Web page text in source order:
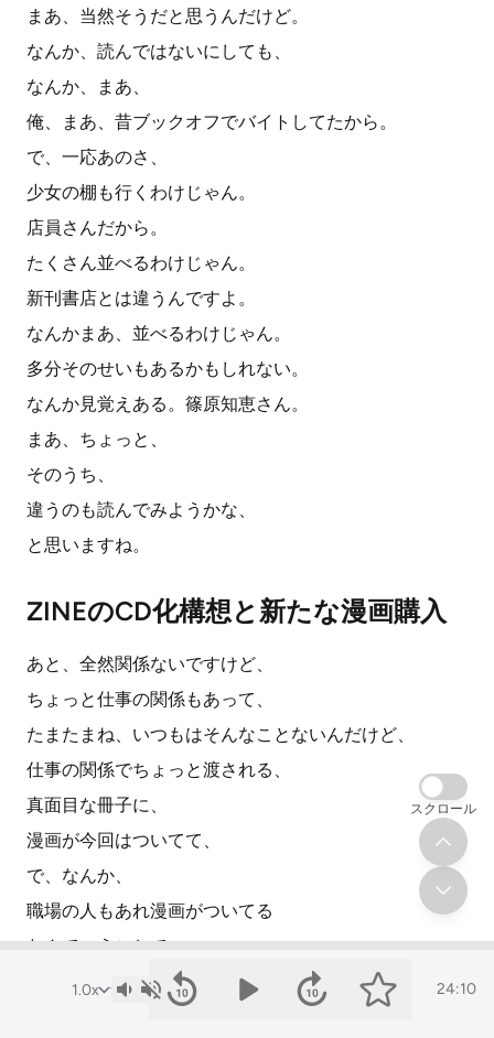
まあ、当然そうだと思うんだけど。
なんか、読んではないにしても、
なんか、まあ、
俺、まあ、昔ブックオフでバイトしてたから。
で、一応あのさ、
少女の棚も行くわけじゃん。
店員さんだから。
たくさん並べるわけじゃん。
新刊書店とは違うんですよ。
なんかまあ、並べるわけじゃん。
多分そのせいもあるかもしれない。
なんか見覚えある。篠原知恵さん。
まあ、ちょっと、
そのうち、
違うのも読んでみようかな、
と思いますね。
ZINEのCD化構想と新たな漫画購入
あと、全然関係ないですけど、
ちょっと仕事の関係もあって、
たまたまね、いつもはそんなことないんだけど、
仕事の関係でちょっと渡される、
真面目な冊子に、
漫画が今回はついてて、
で、なんか、
職場の人もあれ漫画がついてる
なんていうことで、
厳禁なもんでなんか興味を持ったみたいなこと言ってた
24:10
スクロール